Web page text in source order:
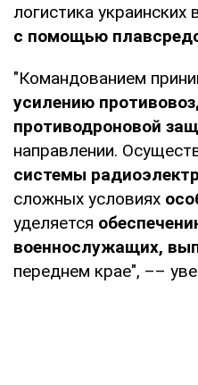
логистика украинских
с помощью
"Командованием
усилению
противодроновой
направлении.
системы
сложных условиях
уделяется
военнослужащих,
переднем крае", ––